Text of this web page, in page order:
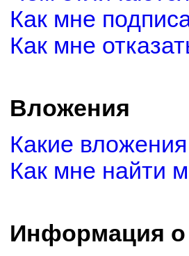
Как мне
Как мне
Вложения
Какие
Как мне найти
Информация о